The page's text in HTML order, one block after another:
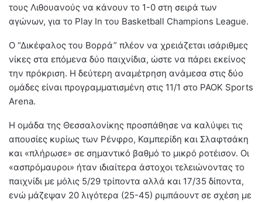
τους Λιθουανούς να κάνουν το 1-0 στη σειρά των
αγώνων, για το Play In του Basketball Champions League.
Ο “Δικέφαλος του Βορρά” πλέον να χρειάζεται ισάριθμες
νίκες στα επόμενα δύο παιχνίδια, ώστε να πάρει εκείνος
την πρόκριση. Η δεύτερη αναμέτρηση ανάμεσα στις δύο
ομάδες είναι προγραμματισμένη στις 11/1 στο PAOK Sports
Arena.
Η ομάδα της Θεσσαλονίκης προσπάθησε να καλύψει τις
απουσίες κυρίως των Ρένφρο, Καμπερίδη και Σλαφτσάκη
και «πλήρωσε» σε σημαντικό βαθμό το μικρό ροτέισον. Οι
«ασπρόμαυροι» ήταν ιδιαίτερα άστοχοι τελειώνοντας το
παιχνίδι με μόλις 5/29 τρίποντα αλλά και 17/35 δίποντα,
ενώ μάζεψαν 20 λιγότερα (25-45) ριμπάουντ σε σχέση με